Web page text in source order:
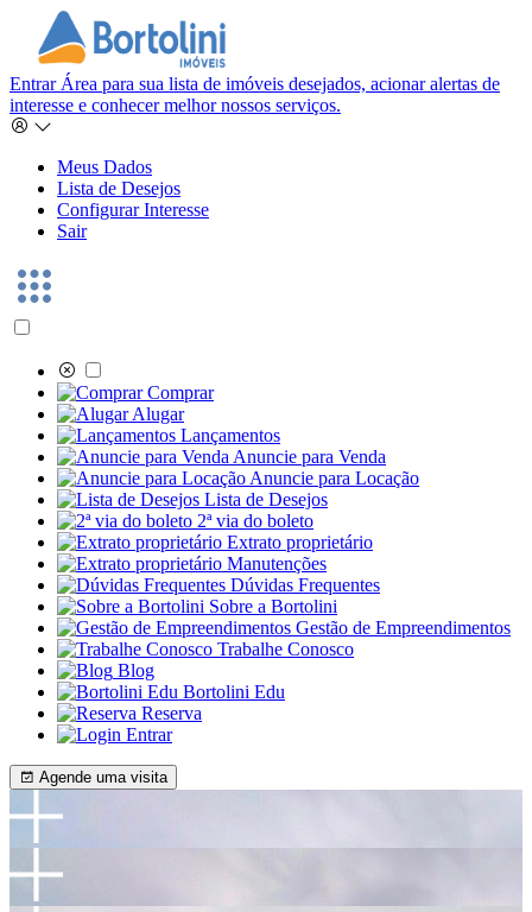
Entrar Área para sua lista de imóveis desejados, acionar alertas de
interesse e conhecer melhor nossos serviços.
Meus Dados
Lista de Desejos
Configurar Interesse
Sair
Comprar
Alugar
Lançamentos
Anuncie para Venda
Anuncie para Locação
Lista de Desejos
2ª via do boleto
Extrato proprietário
Manutenções
Dúvidas Frequentes
Sobre a Bortolini
Gestão de Empreendimentos
Trabalhe Conosco
Blog
Bortolini Edu
Reserva
Entrar
Agende uma visita